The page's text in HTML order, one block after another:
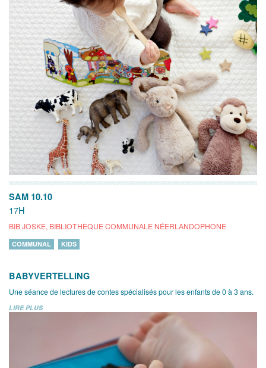
SAM 10.10
17H
BIB JOSKE, BIBLIOTHÈQUE COMMUNALE NÉERLANDOPHONE
COMMUNAL KIDS
BABYVERTELLING
Une séance de lectures de contes spécialisés pour les enfants de 0 à 3 ans.
LIRE PLUS